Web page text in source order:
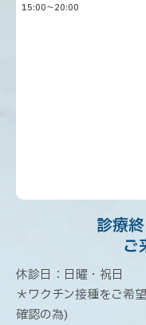
15:00〜20:00
診療
ご
休診日：日曜・祝日
＊ワクチン接種をご希
確認の為)